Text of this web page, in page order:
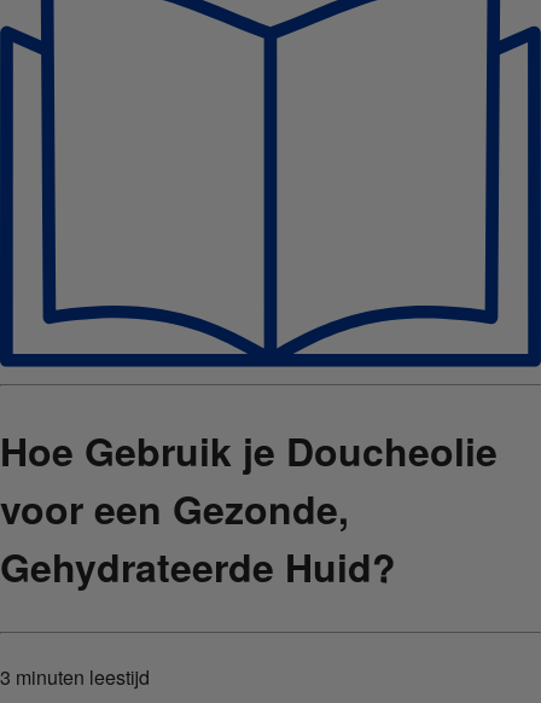
Hoe Gebruik je Doucheolie
voor een Gezonde,
Gehydrateerde Huid?
3 minuten leestijd